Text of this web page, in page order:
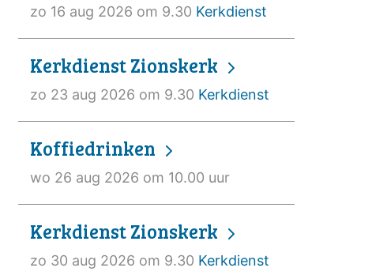
zo 16 aug 2026 om 9.30 Kerkdienst
Kerkdienst Zionskerk
zo 23 aug 2026 om 9.30 Kerkdienst
Koffiedrinken
wo 26 aug 2026 om 10.00 uur
Kerkdienst Zionskerk
zo 30 aug 2026 om 9.30 Kerkdienst